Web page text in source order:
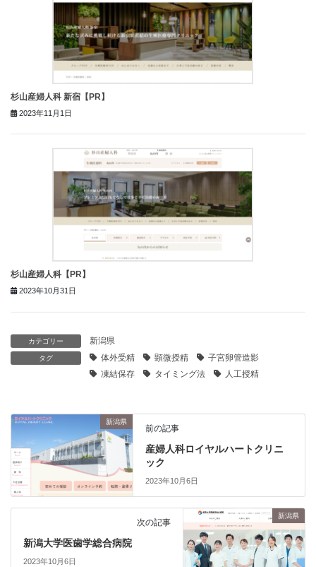
杉山産婦人科 新宿【PR】
2023年11月1日
杉山産婦人科【PR】
2023年10月31日
カテゴリー 新潟県
タグ 体外受精 顕微授精
子宮卵管造影
凍結保存
タイミング法 人工授精
新潟県
前の記事
産婦人科ロイヤルハートクリニ
ック
2023年10月6日
新潟県
次の記事
新潟大学医歯学総合病院
2023年10月6日